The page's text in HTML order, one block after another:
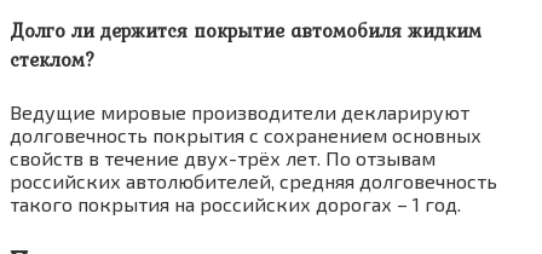
Долго ли держится покрытие автомобиля жидким
стеклом?
Ведущие мировые производители декларируют
долговечность покрытия с сохранением основных
свойств в течение двух-трёх лет. По отзывам
российских автолюбителей, средняя долговечность
такого покрытия на российских дорогах – 1 год.